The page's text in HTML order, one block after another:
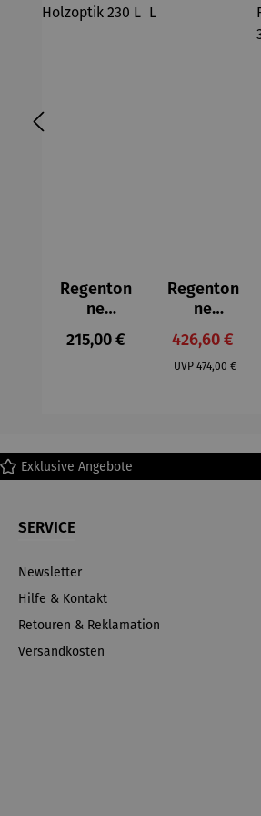
Regenton
ne
Kompletts
et |
Regulärer Preis:
215,00 €
Regenton
ne
Kompletts
et |
Natura
426,60 €
UVP Regulärer
474,00 €
Exklusive Angebote
SERVICE
Newsletter
Hilfe & Kontakt
Retouren & Reklamation
Versandkosten